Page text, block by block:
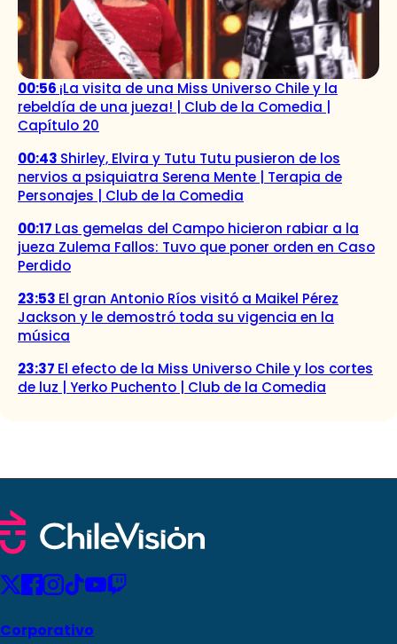
00:56 ¡La visita de una Miss Universo Chile y la
rebeldía de una jueza! | Club de la Comedia |
Capítulo 20
00:43 Shirley, Elvira y Tutu Tutu pusieron de los
nervios a psiquiatra Serena Mente | Terapia de
Personajes | Club de la Comedia
00:17 Las gemelas del Campo hicieron rabiar a la
jueza Zulema Fallos: Tuvo que poner orden en Caso
Perdido
23:53 El gran Antonio Ríos visitó a Maikel Pérez
Jackson y le demostró toda su vigencia en la
música
23:37 El efecto de la Miss Universo Chile y los cortes
de luz | Yerko Puchento | Club de la Comedia
Corporativo